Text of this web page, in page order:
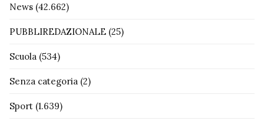
News (42.662)
PUBBLIREDAZIONALE (25)
Scuola (534)
Senza categoria (2)
Sport (1.639)